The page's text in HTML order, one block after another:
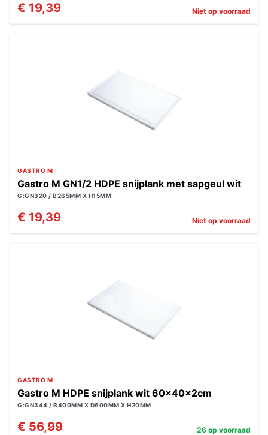
€ 19,39 Niet op voorraad
GASTRO M
Gastro M GN1/2 HDPE snijplank met sapgeul wit
G:GN320 / B265MM X H15MM
€ 19,39 Niet op voorraad
GASTRO M
Gastro M HDPE snijplank wit 60x40x2cm
G:GN344 / B400MM X D600MM X H20MM
€ 56,99 26 op voorraad